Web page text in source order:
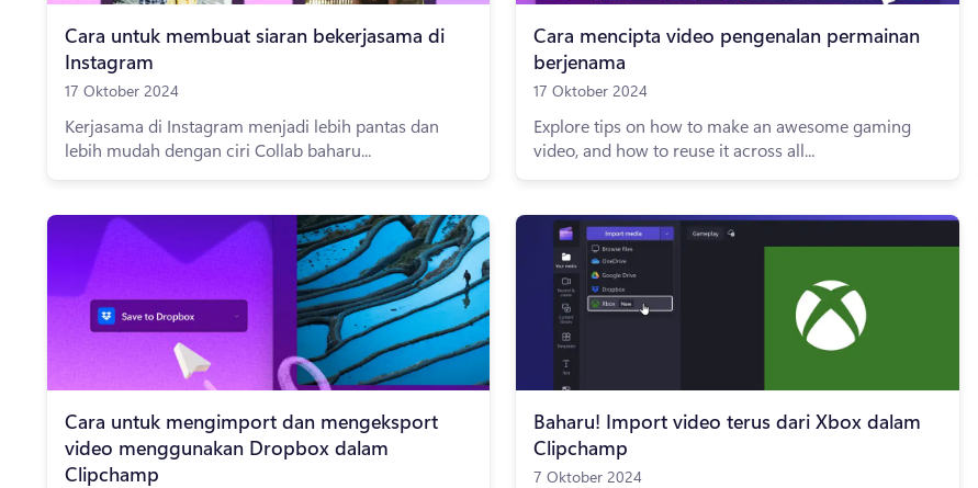
Cara untuk membuat siaran bekerjasama di
Instagram
17 Oktober 2024
Kerjasama di Instagram menjadi lebih pantas dan
lebih mudah dengan ciri Collab baharu...
Cara mencipta video pengenalan permainan
berjenama
17 Oktober 2024
Explore tips on how to make an awesome gaming
video, and how to reuse it across all...
Cara untuk mengimport dan mengeksport
video menggunakan Dropbox dalam
Clipchamp
Baharu! Import video terus dari Xbox dalam
Clipchamp
7 Oktober 2024